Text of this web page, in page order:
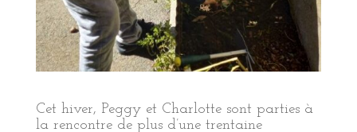
Cet hiver, Peggy et Charlotte sont parties à
la rencontre de plus d’une trentaine